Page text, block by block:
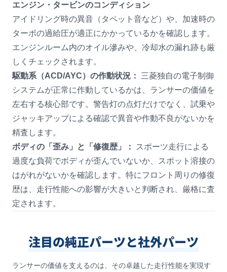
エンジン・タービンのコンディション
アイドリング時の異音（タペット音など）や、加速時の
ターボの過給圧が適正にかかっているかを確認します。
エンジンルーム内のオイル滲みや、冷却水の漏れ跡も厳
しくチェックされます。
駆動系（ACD/AYC）の作動状況：
三菱独自の電子制御
システムが正常に作動しているかは、ランサーの価値を
左右する核心部です。警告灯の点灯だけでなく、試乗や
ジャッキアップによる確認で異音や作動不良がないかを
精査します。
ボディの「歪み」と「修復歴」：
スポーツ走行による
過度な負荷でボディが歪んでいないか、スポット溶接の
はがれがないかを確認します。特にフロント周りの修復
歴は、走行性能への影響が大きいと判断され、厳格に査
定されます。
注目の純正パーツと社外パーツ
ランサーの価値を支えるのは、その卓越した走行性能を実現す